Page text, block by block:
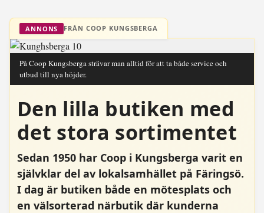
ANNONS FRÅN COOP KUNGSBERGA
På Coop Kungsberga strävar man alltid för att ta både service och
utbud till nya höjder.
Den lilla butiken med
det stora sortimentet
Sedan 1950 har Coop i Kungsberga varit en
självklar del av lokalsamhället på Färingsö.
I dag är butiken både en mötesplats och
en välsorterad närbutik där kunderna